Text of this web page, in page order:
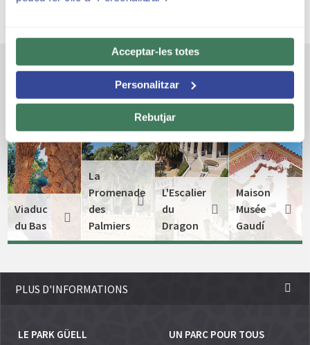
Acceptar-les totes
Personalitzar
Rebutjar
Autres espaces emblématiques
Viaduc
du Bas
La
Promenade
des
Palmiers
L'Escalier
du
Dragon
Maison
Musée
Gaudí
PLUS D'INFORMATIONS
LE PARK GÜELL UN PARC POUR TOUS